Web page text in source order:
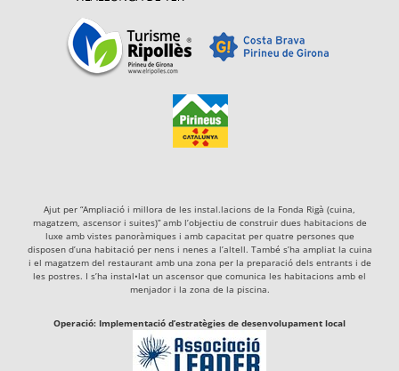
Ajut per “Ampliació i millora de les instal.lacions de la Fonda Rigà (cuina,
magatzem, ascensor i suites)” amb l’objectiu de construir dues habitacions de
luxe amb vistes panoràmiques i amb capacitat per quatre persones que
disposen d’una habitació per nens i nenes a l’altell. També s’ha ampliat la cuina
i el magatzem del restaurant amb una zona per la preparació dels entrants i de
les postres. I s’ha instal•lat un ascensor que comunica les habitacions amb el
menjador i la zona de la piscina.
Operació: Implementació d’estratègies de desenvolupament local